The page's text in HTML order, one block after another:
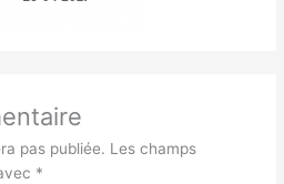
pas publiée. Les champs
*